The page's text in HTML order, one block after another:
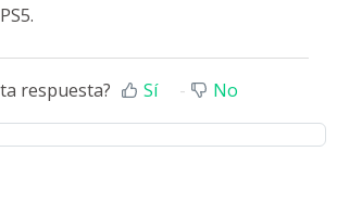
respuesta? Sí No